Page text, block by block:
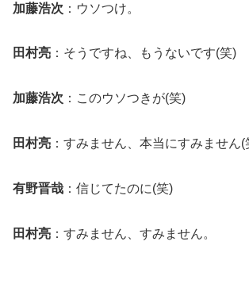
加藤浩次 ：ウソつけ。
田村亮 ：そうですね、もうないです(笑)
加藤浩次 ：このウソつきが(笑)
田村亮 ：すみません、本当にすみません(
有野晋哉 ：信じてたのに(笑)
田村亮 ：すみません、すみません。